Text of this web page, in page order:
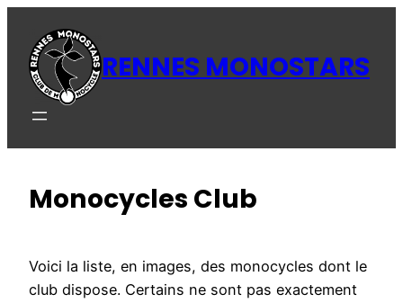
contenu
RENNES MONOSTARS
Monocycles Club
Voici la liste, en images, des monocycles dont le
club dispose. Certains ne sont pas exactement